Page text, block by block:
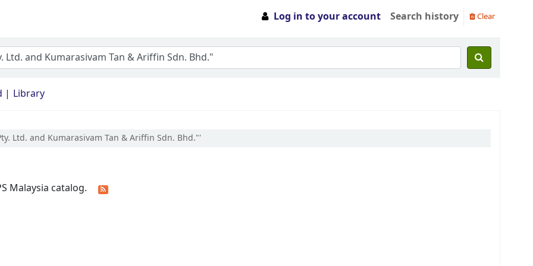
Log in to your account Search history Clear
Library
Ltd. and Kumarasivam Tan & Ariffin Sdn. Bhd."'
Malaysia catalog.